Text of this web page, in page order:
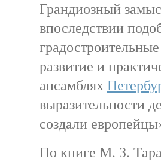
Грандиозный
впоследствии
развитие и
ансамблях
выразительности
создали
По книге М. З.